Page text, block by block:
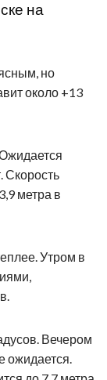
на
но
около +13
Скорость
метра в
Утром в
Вечером
ожидается.